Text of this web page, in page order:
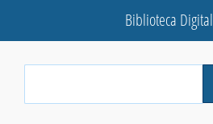
Biblioteca
Terms: